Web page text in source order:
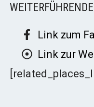
Link zum
Link zur